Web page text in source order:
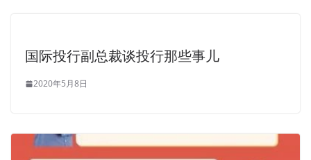
国际投行副总裁谈投行那些事儿
2020年5月8日